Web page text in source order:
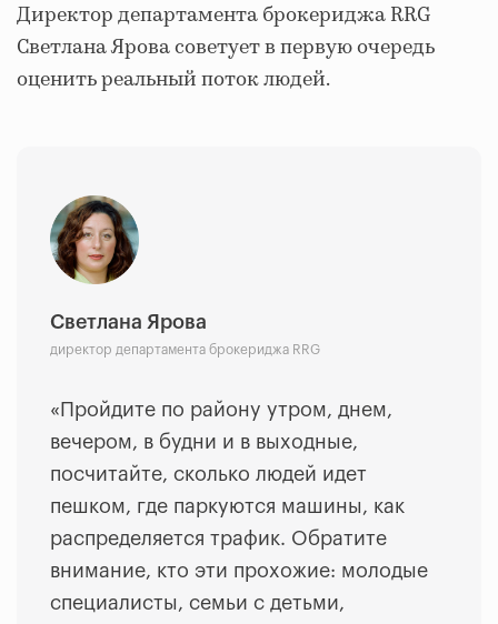
Директор департамента брокериджа RRG
Светлана Ярова советует в первую очередь
оценить реальный поток людей.
Светлана Ярова
директор департамента брокериджа RRG
«Пройдите по району утром, днем,
вечером, в будни и в выходные,
посчитайте, сколько людей идет
пешком, где паркуются машины, как
распределяется трафик. Обратите
внимание, кто эти прохожие: молодые
специалисты, семьи с детьми,